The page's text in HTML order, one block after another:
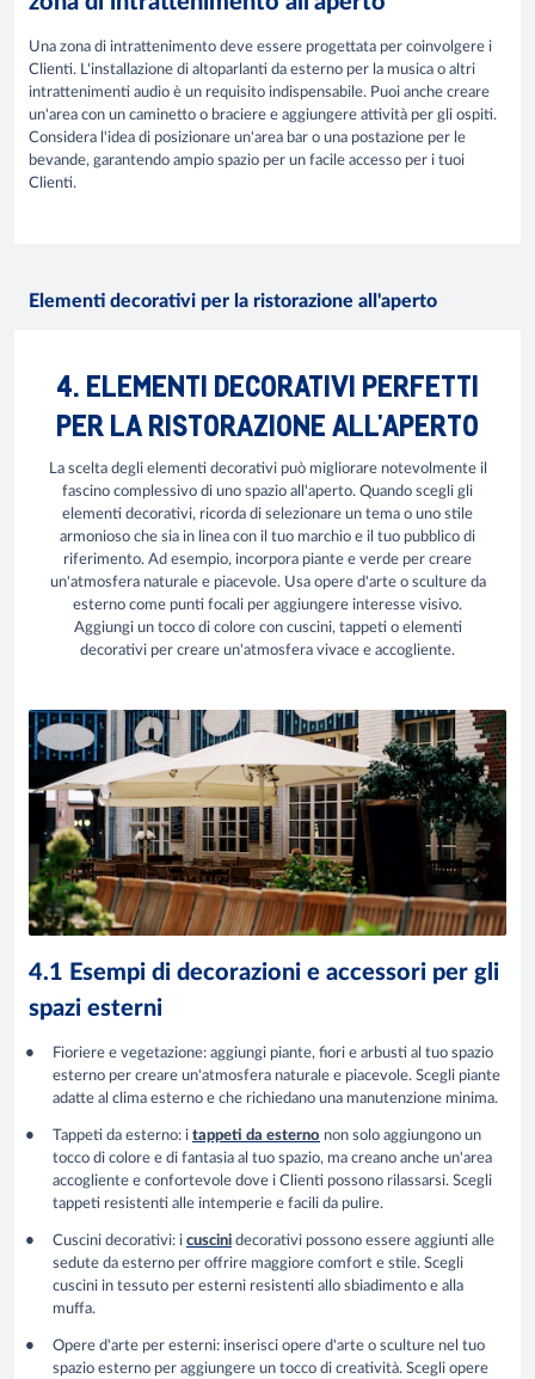
Una zona di intrattenimento deve essere progettata per coinvolgere i
Clienti. L'installazione di altoparlanti da esterno per la musica o altri
intrattenimenti audio è un requisito indispensabile. Puoi anche creare
un'area con un caminetto o braciere e aggiungere attività per gli ospiti.
Considera l'idea di posizionare un'area bar o una postazione per le
bevande, garantendo ampio spazio per un facile accesso per i tuoi
Clienti.
Elementi decorativi per la ristorazione all'aperto
4. ELEMENTI DECORATIVI PERFETTI
PER LA RISTORAZIONE ALL'APERTO
La scelta degli elementi decorativi può migliorare notevolmente il
fascino complessivo di uno spazio all'aperto. Quando scegli gli
elementi decorativi, ricorda di selezionare un tema o uno stile
armonioso che sia in linea con il tuo marchio e il tuo pubblico di
riferimento. Ad esempio, incorpora piante e verde per creare
un'atmosfera naturale e piacevole. Usa opere d'arte o sculture da
esterno come punti focali per aggiungere interesse visivo.
Aggiungi un tocco di colore con cuscini, tappeti o elementi
decorativi per creare un'atmosfera vivace e accogliente.
4.1 Esempi di decorazioni e accessori per gli
spazi esterni
Fioriere e vegetazione: aggiungi piante, fiori e arbusti al tuo spazio
esterno per creare un'atmosfera naturale e piacevole. Scegli piante
adatte al clima esterno e che richiedano una manutenzione minima.
Tappeti da esterno: i tappeti da esterno non solo aggiungono un
tocco di colore e di fantasia al tuo spazio, ma creano anche un'area
accogliente e confortevole dove i Clienti possono rilassarsi. Scegli
tappeti resistenti alle intemperie e facili da pulire.
Cuscini decorativi: i cuscini decorativi possono essere aggiunti alle
sedute da esterno per offrire maggiore comfort e stile. Scegli
cuscini in tessuto per esterni resistenti allo sbiadimento e alla
muffa.
Opere d'arte per esterni: inserisci opere d'arte o sculture nel tuo
spazio esterno per aggiungere un tocco di creatività. Scegli opere